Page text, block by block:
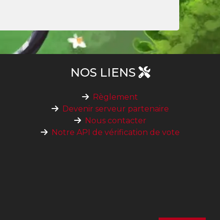
NOS LIENS
Règlement
Devenir serveur partenaire
Nous contacter
Notre API de vérification de vote